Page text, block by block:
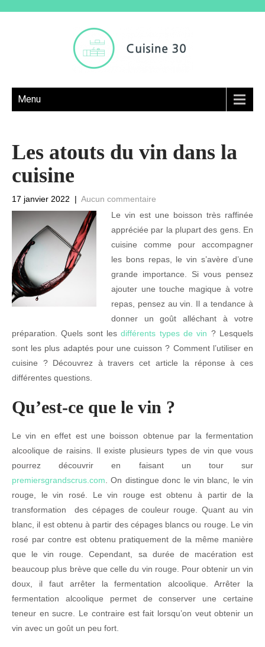
Menu
Les atouts du vin dans la
cuisine
17 janvier 2022 | Aucun commentaire
Le vin est une boisson très raffinée
appréciée par la plupart des gens. En
cuisine comme pour accompagner
les bons repas, le vin s’avère d’une
grande importance. Si vous pensez
ajouter une touche magique à votre
repas, pensez au vin. Il a tendance à
donner un goût alléchant à votre
préparation. Quels sont lesdifférents types de vin ? Lesquels
sont les plus adaptés pour une cuisson ? Comment l’utiliser en
cuisine ? Découvrez à travers cet article la réponse à ces
différentes questions.
Qu’est-ce que le vin ?
Le vin en effet est une boisson obtenue par la fermentation
alcoolique de raisins. Il existe plusieurs types de vin que vous
pourrez découvrir en faisant un tour sur
premiersgrandscrus.com . On distingue donc le vin blanc, le vin
rouge, le vin rosé. Le vin rouge est obtenu à partir de la
transformation des cépages de couleur rouge. Quant au vin
blanc, il est obtenu à partir des cépages blancs ou rouge. Le vin
rosé par contre est obtenu pratiquement de la même manière
que le vin rouge. Cependant, sa durée de macération est
beaucoup plus brève que celle du vin rouge. Pour obtenir un vin
doux, il faut arrêter la fermentation alcoolique. Arrêter la
fermentation alcoolique permet de conserver une certaine
teneur en sucre. Le contraire est fait lorsqu’on veut obtenir un
vin avec un goût un peu fort.